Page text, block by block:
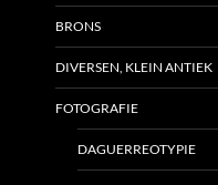
BRONS
DIVERSEN, KLEIN ANTIEK
FOTOGRAFIE
DAGUERREOTYPIE